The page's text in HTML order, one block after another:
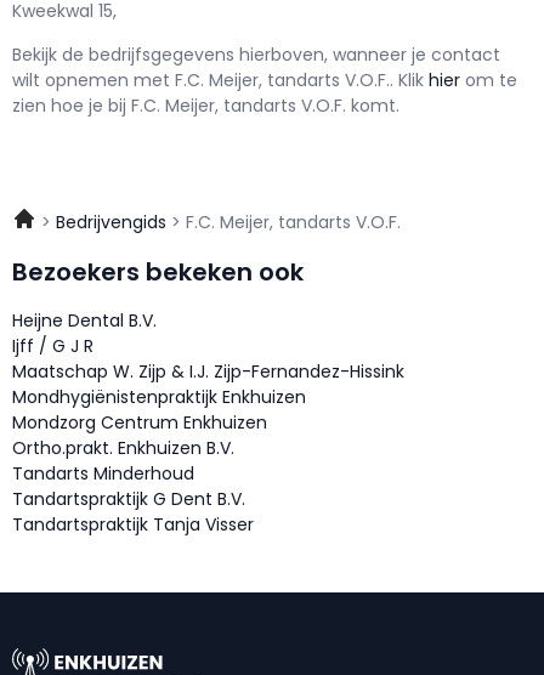
Kweekwal 15,
Bekijk de bedrijfsgegevens hierboven, wanneer je contact
wilt opnemen met F.C. Meijer, tandarts V.O.F.. Klik hier om te
zien hoe je bij F.C. Meijer, tandarts V.O.F. komt.
Bedrijvengids F.C. Meijer, tandarts V.O.F.
Bezoekers bekeken ook
Heijne Dental B.V.
Ijff / G J R
Maatschap W. Zijp & I.J. Zijp-Fernandez-Hissink
Mondhygiënistenpraktijk Enkhuizen
Mondzorg Centrum Enkhuizen
Ortho.prakt. Enkhuizen B.V.
Tandarts Minderhoud
Tandartspraktijk G Dent B.V.
Tandartspraktijk Tanja Visser